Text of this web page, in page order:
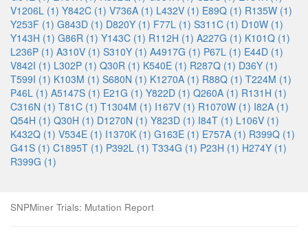
V1206L (1) Y842C (1) V736A (1) L432V (1) E89Q (1) R135W (1)
Y253F (1) G843D (1) D820Y (1) F77L (1) S311C (1) D10W (1)
Y143H (1) G86R (1) Y143C (1) R112H (1) A227G (1) K101Q (1)
L236P (1) A310V (1) S310Y (1) A4917G (1) P67L (1) E44D (1)
V842I (1) L302P (1) Q30R (1) K540E (1) R287Q (1) D36Y (1)
T599I (1) K103M (1) S680N (1) K1270A (1) R88Q (1) T224M (1)
P46L (1) A5147S (1) E21G (1) Y822D (1) Q260A (1) R131H (1)
C316N (1) T81C (1) T1304M (1) I167V (1) R1070W (1) I82A (1)
Q54H (1) Q30H (1) D1270N (1) Y823D (1) I84T (1) L106V (1)
K432Q (1) V534E (1) I1370K (1) G163E (1) E757A (1) R399Q (1)
G41S (1) C1895T (1) P392L (1) T334G (1) P23H (1) H274Y (1)
R399G (1)
SNPMiner Trials: Mutation Report